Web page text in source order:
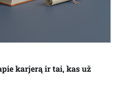
karjerą ir tai, kas už